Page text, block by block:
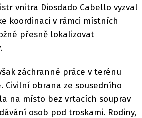
vnitra Diosdado Cabello vyzval
koordinaci v rámci místních
přesně lokalizovat
záchranné práce v terénu
Civilní obrana ze sousedního
na místo bez vrtacích souprav
osob pod troskami. Rodiny,